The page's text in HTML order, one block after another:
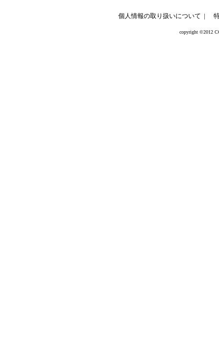
個人情報の取り扱いについて
copyright ©2012